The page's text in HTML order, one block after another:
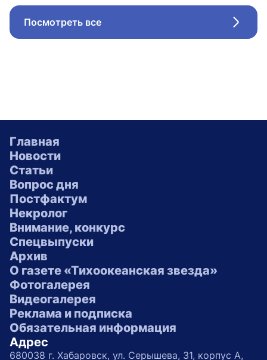
Посмотреть все
Главная
Новости
Статьи
Вопрос дня
Постфактум
Некролог
Внимание, конкурс
Спецвыпуски
Архив
О газете «Тихоокеанская звезда»
Фотогалерея
Видеогалерея
Реклама и подписка
Обязательная информация
Адрес
680038 г. Хабаровск, ул. Серышева, 31, корпус А,